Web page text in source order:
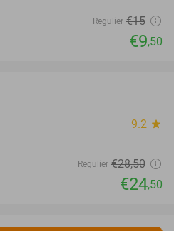
Regulier €15
€9,50
9.2 star
Regulier €28,50
€24,50